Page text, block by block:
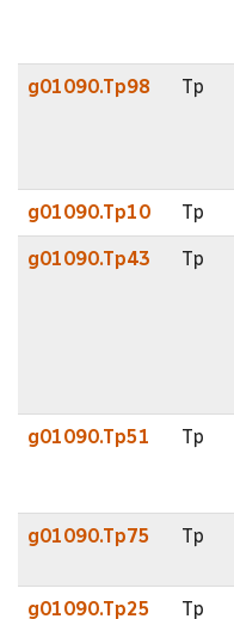
g01090.Tp98 Tp
g01090.Tp10 Tp
g01090.Tp43 Tp
g01090.Tp51 Tp
g01090.Tp75 Tp
g01090.Tp25 Tp